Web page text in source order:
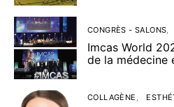
CONGRÈS - SALONS
Imcas World
de la médecine
COLLAGÈNE